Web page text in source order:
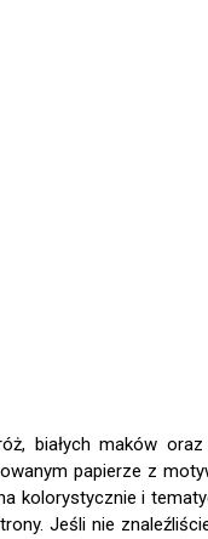
białych maków
papierze z
kolorystycznie i
Jeśli nie